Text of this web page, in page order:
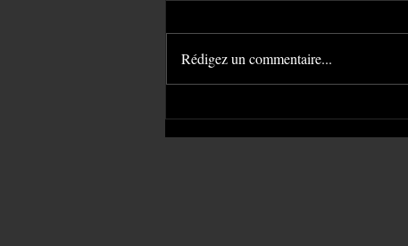
Le stretch du piercing |
American Body Art #1474
Rédigez un commentaire...